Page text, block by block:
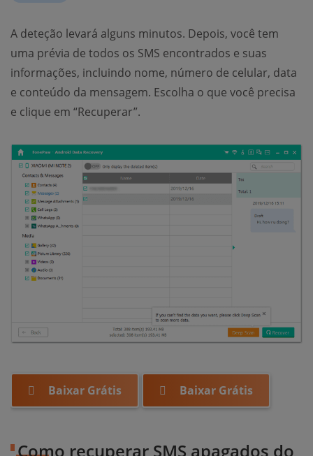
A deteção levará alguns minutos. Depois, você tem
uma prévia de todos os SMS encontrados e suas
informações, incluindo nome, número de celular, data
e conteúdo da mensagem. Escolha o que você precisa
e clique em “Recuperar”.
Baixar Grátis Baixar Grátis
Como recuperar SMS apagados do